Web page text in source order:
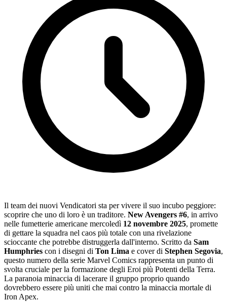
Il team dei nuovi Vendicatori sta per vivere il suo incubo peggiore:
scoprire che uno di loro è un traditore. New Avengers #6, in arrivo
nelle fumetterie americane mercoledì 12 novembre 2025, promette
di gettare la squadra nel caos più totale con una rivelazione
scioccante che potrebbe distruggerla dall'interno. Scritto da Sam
Humphries con i disegni di Ton Lima e cover di Stephen Segovia,
questo numero della serie Marvel Comics rappresenta un punto di
svolta cruciale per la formazione degli Eroi più Potenti della Terra.
La paranoia minaccia di lacerare il gruppo proprio quando
dovrebbero essere più uniti che mai contro la minaccia mortale di
Iron Apex.